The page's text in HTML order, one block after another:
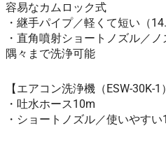
容易なカムロック式
・継手パイプ／軽くて短い（
・直角噴射ショートノズル／
隅々まで洗浄可能
【エアコン洗浄機（ESW-30K-1
・吐水ホース10m
・ショートノズル／使いやす